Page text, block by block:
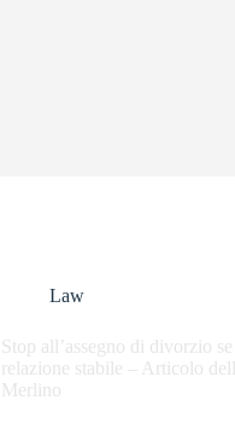
Law
Stop all’assegno di divorzio
relazione stabile – Articolo
Merlino